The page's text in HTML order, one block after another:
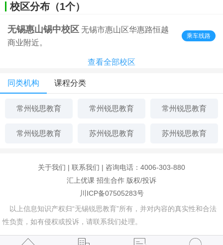
校区分布（1个）
无锡惠山锡中校区 无锡市惠山区华惠路恒越
商业附近。
乘车线路
查看全部校区
同类机构 课程分类
常州锐思教育 常州锐思教育 常州锐思教育
常州锐思教育 苏州锐思教育 苏州锐思教育
关于我们 | 联系我们 | 咨询电话：4006-303-880
汇上优课 招生合作 版权/投诉
川ICP备07505283号
以上信息知识产权归“无锡锐思教育”所有，并对内容的真实性和合法
性负责，如有侵权或投诉，请联系我们处理。